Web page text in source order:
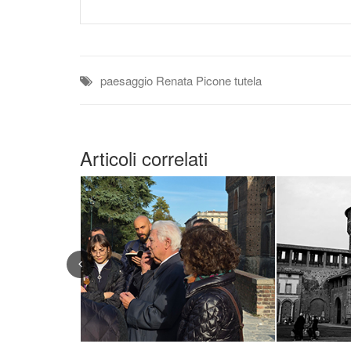
paesaggio Renata Piconetutela
Articoli correlati
Previous